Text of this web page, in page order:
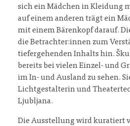
sich ein Mädchen in Kleidung
auf einem anderen trägt ein
mit einem Bärenkopf darauf.
die Betrachter:innen zum
tiefergehenden Inhalts hin.
bereits bei vielen Einzel- und
im In- und Ausland zu sehen.
Lichtgestalterin und
Ljubljana.
Die Ausstellung wird kuratiert